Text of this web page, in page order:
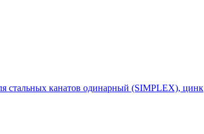
стальных канатов одинарный (SIMPLEX), цинк